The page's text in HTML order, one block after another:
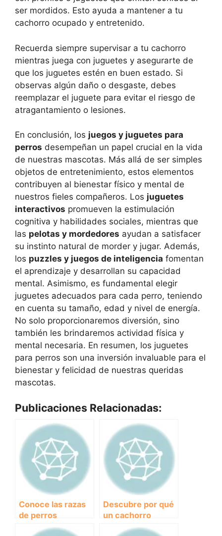
ser mordidos. Esto ayuda a mantener a tu
cachorro ocupado y entretenido.
Recuerda siempre supervisar a tu cachorro
mientras juega con juguetes y asegurarte de
que los juguetes estén en buen estado. Si
observas algún daño o desgaste, debes
reemplazar el juguete para evitar el riesgo de
atragantamiento o lesiones.
En conclusión, los juegos y juguetes para
perros desempeñan un papel crucial en la vida
de nuestras mascotas. Más allá de ser simples
objetos de entretenimiento, estos elementos
contribuyen al bienestar físico y mental de
nuestros fieles compañeros. Los juguetes
interactivos promueven la estimulación
cognitiva y habilidades sociales, mientras que
las pelotas y mordedores ayudan a satisfacer
su instinto natural de morder y jugar. Además,
los puzzles y juegos de inteligencia fomentan
el aprendizaje y desarrollan su capacidad
mental. Asimismo, es fundamental elegir
juguetes adecuados para cada perro, teniendo
en cuenta su tamaño, edad y nivel de energía.
No solo proporcionaremos diversión, sino
también les brindaremos actividad física y
mental necesaria. En resumen, los juguetes
para perros son una inversión invaluable para el
bienestar y felicidad de nuestras queridas
mascotas.
Publicaciones Relacionadas:
Conoce las razas
de perros
pequeños y
Descubre por qué
un cachorro
juguete podría ser